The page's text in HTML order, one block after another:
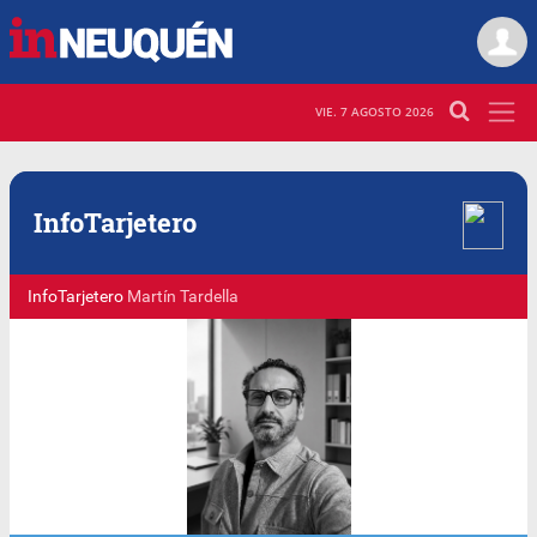
VIE. 7 AGOSTO 2026
InfoTarjetero
InfoTarjetero Martín Tardella